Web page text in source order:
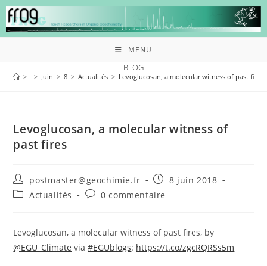
MENU
BLOG
> > Juin > 8 > Actualités > Levoglucosan, a molecular witness of past fires
Levoglucosan, a molecular witness of
past fires
postmaster@geochimie.fr
8 juin 2018
Actualités
0 commentaire
Levoglucosan, a molecular witness of past fires, by
@EGU_Climate via#EGUblogs: https://t.co/zgcRQRSs5m